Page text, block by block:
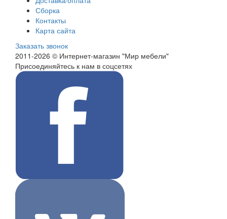
Сборка
Контакты
Карта сайта
Заказать звонок
2011-2026 © Интернет-магазин "Мир мебели"
Присоединяйтесь к нам в соцсетях